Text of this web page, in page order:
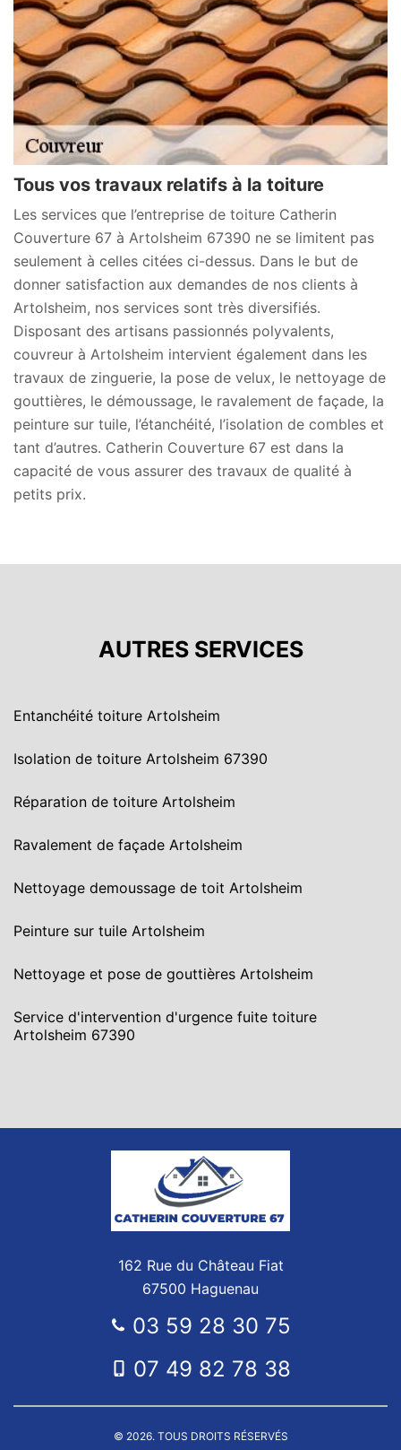
Tous vos travaux relatifs à la toiture
Les services que l’entreprise de toiture Catherin
Couverture 67 à Artolsheim 67390 ne se limitent pas
seulement à celles citées ci-dessus. Dans le but de
donner satisfaction aux demandes de nos clients à
Artolsheim, nos services sont très diversifiés.
Disposant des artisans passionnés polyvalents,
couvreur à Artolsheim intervient également dans les
travaux de zinguerie, la pose de velux, le nettoyage de
gouttières, le démoussage, le ravalement de façade, la
peinture sur tuile, l’étanchéité, l’isolation de combles et
tant d’autres. Catherin Couverture 67 est dans la
capacité de vous assurer des travaux de qualité à
petits prix.
AUTRES SERVICES
Entanchéité toiture Artolsheim
Isolation de toiture Artolsheim 67390
Réparation de toiture Artolsheim
Ravalement de façade Artolsheim
Nettoyage demoussage de toit Artolsheim
Peinture sur tuile Artolsheim
Nettoyage et pose de gouttières Artolsheim
Service d'intervention d'urgence fuite toiture
Artolsheim 67390
162 Rue du Château Fiat
67500 Haguenau
03 59 28 30 75
07 49 82 78 38
© 2026. TOUS DROITS RÉSERVÉS